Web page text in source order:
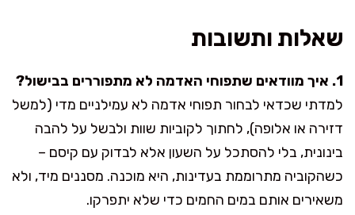
שאלות ותשובות
1. איך מוודאים שתפוחי האדמה לא מתפוררים בבישול?
למדתי שכדאי לבחור תפוחי אדמה לא עמילניים מדי (למשל
דזירה או אלופה), לחתוך לקוביות שוות ולבשל על להבה
בינונית, בלי להסתכל על השעון אלא לבדוק עם קיסם –
כשהקוביה מתרוממת בעדינות, היא מוכנה. מסננים מיד, ולא
משאירים אותם במים החמים כדי שלא יתפרקו.